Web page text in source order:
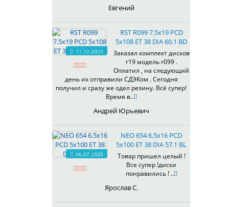
438
503
505
508
511
528
529
530
531
535
Евгений
11.10.2025
RST R099 7.5x19 PCD
5x108 ET 38 DIA 60.1 BD
Заказал комплект дисков
r19 модель r099 .
Оплатил , на следующий
день их отправили СДЭКом . Сегодня
получил и сразу же одел резину. Всё супер!
Время в..
Андрей Юрьевич
06.07.2025
NEO 654 6.5x16 PCD
5x100 ET 38 DIA 57.1 BL
Товар пришел целый !
Все супер !диски
понравились ! ..
Ярослав С.